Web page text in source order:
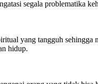
segala problematika
yang tangguh sehingga
hidup.